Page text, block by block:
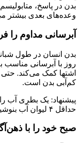
بدن در پاسخ،
وعده‌های بعدی بیشتر
آبرسانی مداوم را
روز با آبرسانی مناسب
اشتها کمک می‌کند.
کم‌آبی بدن است.
پیشنهاد: یک بطری آب
حداقل ۴ لیوان آب بنوشید.
صبح خود را با